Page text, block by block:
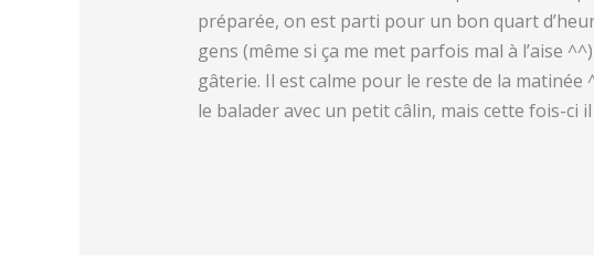
préparée, on est parti pour un bon quart
gens (même si ça me met parfois mal à l’aise
gâterie. Il est calme pour le reste de la matinée
le balader avec un petit câlin, mais cette fois-ci